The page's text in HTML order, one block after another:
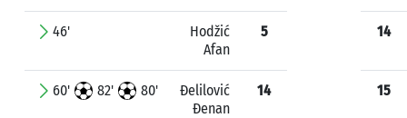
46'
Hodžić
Afan
5
60' 82' 80'
Đelilović
Đenan
14
14
15